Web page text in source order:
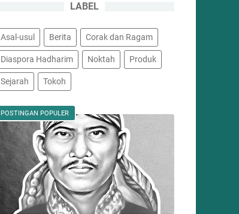
LABEL
Asal-usul Berita Corak dan Ragam
Diaspora Hadharim Noktah Produk
Sejarah Tokoh
POSTINGAN POPULER